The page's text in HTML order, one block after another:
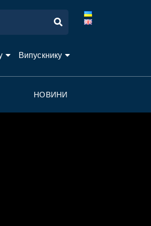
Випускнику
НОВИНИ